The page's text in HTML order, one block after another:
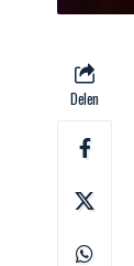
Delen